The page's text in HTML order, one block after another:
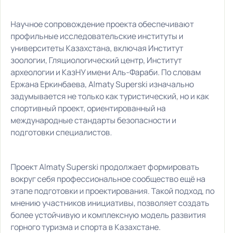
Научное сопровождение проекта обеспечивают
профильные исследовательские институты и
университеты Казахстана, включая Институт
зоологии, Гляциологический центр, Институт
археологии и КазНУ имени Аль-Фараби. По словам
Ержана Еркинбаева, Almaty Superski изначально
задумывается не только как туристический, но и как
спортивный проект, ориентированный на
международные стандарты безопасности и
подготовки специалистов.
Проект Almaty Superski продолжает формировать
вокруг себя профессиональное сообщество ещё на
этапе подготовки и проектирования. Такой подход, по
мнению участников инициативы, позволяет создать
более устойчивую и комплексную модель развития
горного туризма и спорта в Казахстане.